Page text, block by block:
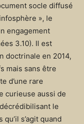
socle diffusé
», le
engagement
3.10). Il est
doctrinale en 2014,
mais sans être
d’une rare
curieuse aussi de
le
s’agit quand